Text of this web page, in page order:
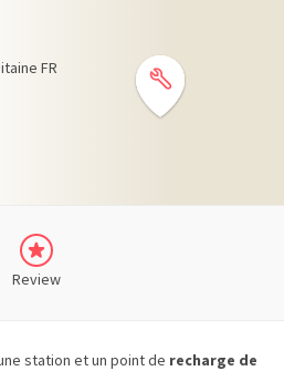
FR
Review
station et un point de recharge de